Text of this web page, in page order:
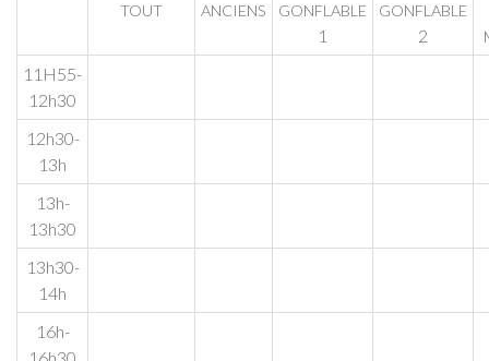
TOUT
ANCIENS
GONFLABLE
1
GONFLABLE
2
11H55-
12h30
12h30-
13h
13h-
13h30
13h30-
14h
16h-